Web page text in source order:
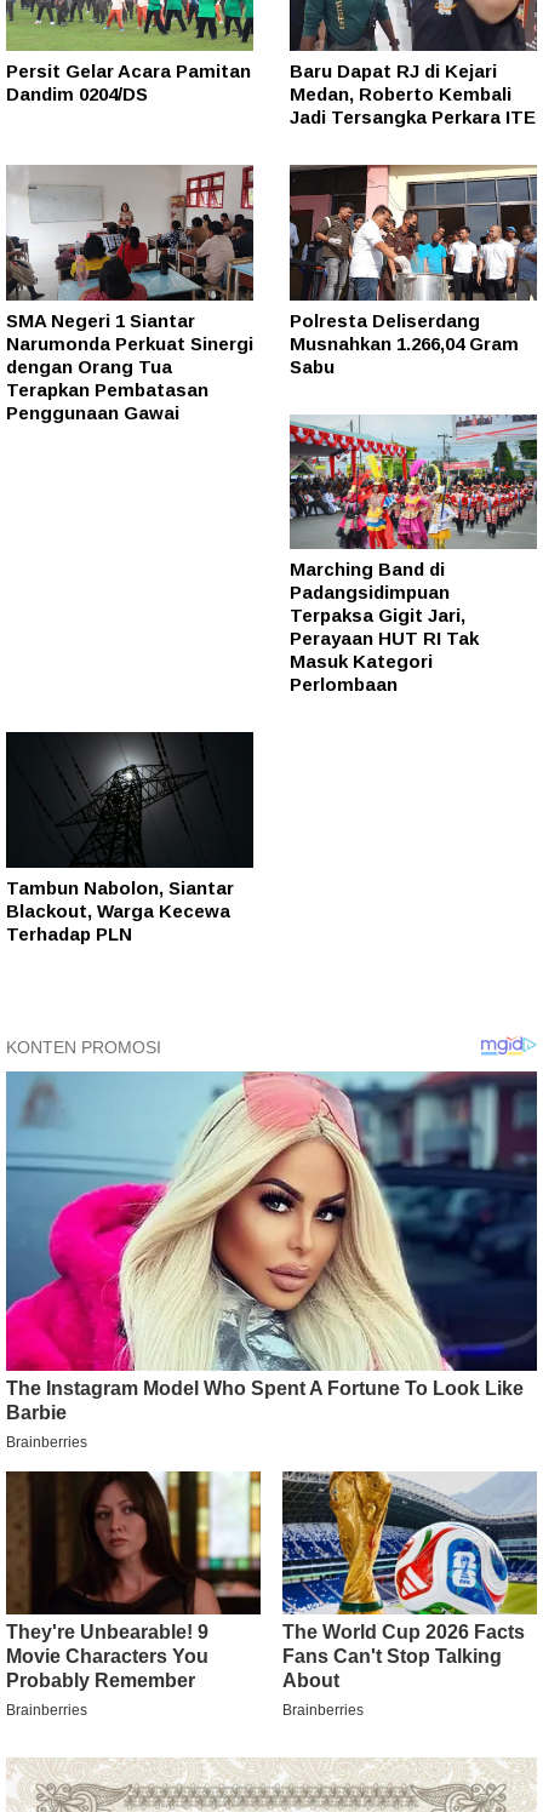
Persit Gelar Acara Pamitan
Dandim 0204/DS
Baru Dapat RJ di Kejari
Medan, Roberto Kembali
Jadi Tersangka Perkara ITE
SMA Negeri 1 Siantar
Narumonda Perkuat Sinergi
dengan Orang Tua
Terapkan Pembatasan
Penggunaan Gawai
Polresta Deliserdang
Musnahkan 1.266,04 Gram
Sabu
Marching Band di
Padangsidimpuan
Terpaksa Gigit Jari,
Perayaan HUT RI Tak
Masuk Kategori
Perlombaan
Tambun Nabolon, Siantar
Blackout, Warga Kecewa
Terhadap PLN